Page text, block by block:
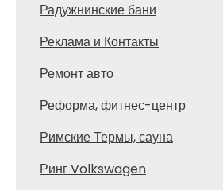
Радужнинские бани
Реклама и Контакты
Ремонт авто
Реформа, фитнес-центр
Римские Термы, сауна
Ринг Volkswagen